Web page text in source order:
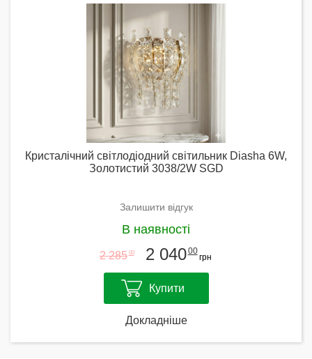
Кристалічний світлодіодний світильник Diasha 6W,
Золотистий 3038/2W SGD
Залишити відгук
В наявності
2 285 00 2 04000
грн
Купити
Докладніше